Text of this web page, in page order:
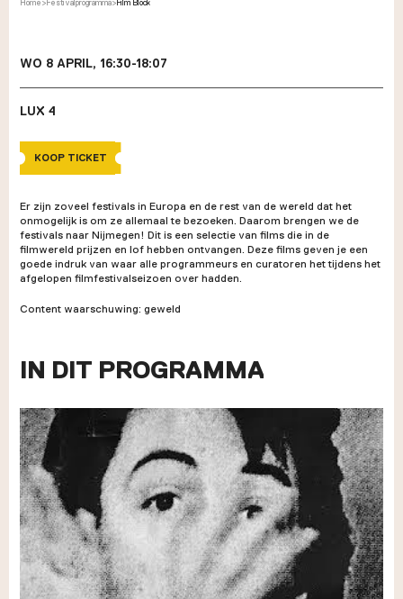
Home >Festivalprogramma>Film Block
WO 8 APRIL, 16:30-18:07
LUX 4
KOOP TICKET
Er zijn zoveel festivals in Europa en de rest van de wereld dat het
onmogelijk is om ze allemaal te bezoeken. Daarom brengen we de
festivals naar Nijmegen! Dit is een selectie van films die in de
filmwereld prijzen en lof hebben ontvangen. Deze films geven je een
goede indruk van waar alle programmeurs en curatoren het tijdens het
afgelopen filmfestivalseizoen over hadden.
Content waarschuwing: geweld
IN DIT PROGRAMMA